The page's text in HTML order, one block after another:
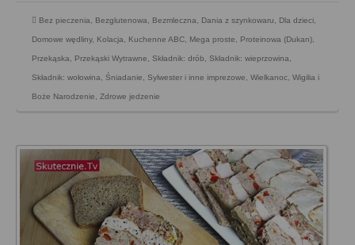
Bez pieczenia Bezglutenowa Bezmleczna Dania z szynkowaru Dla dzieci
Domowe wędliny, Kolacja Kuchenne ABC Mega proste Proteinowa (Dukan)
Przekąska Przekąski Wytrawne Składnik: drób Składnik: wieprzowina
Składnik: wołowina Śniadanie Sylwester i inne imprezowe Wielkanoc Wigilia i
Boże Narodzenie Zdrowe jedzenie